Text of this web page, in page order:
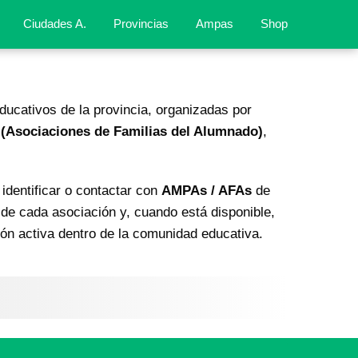
Ciudades A. Provincias Ampas Shop
de la provincia, organizadas por
de Familias del Alumnado),
o contactar con AMPAs / AFAs de
cada asociación y, cuando está disponible,
activa dentro de la comunidad educativa.